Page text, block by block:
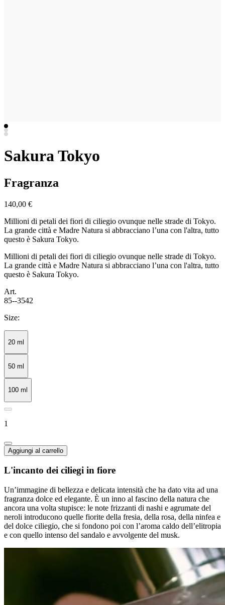
Sakura Tokyo
Fragranza
140,00 €
Millioni di petali dei fiori di ciliegio ovunque nelle strade di Tokyo.
La grande città e Madre Natura si abbracciano l’una con l'altra, tutto
questo è Sakura Tokyo.
Millioni di petali dei fiori di ciliegio ovunque nelle strade di Tokyo.
La grande città e Madre Natura si abbracciano l’una con l'altra, tutto
questo è Sakura Tokyo.
Art.
85--3542
Size:
20 ml
50 ml
100 ml
1
Aggiungi al carrello
L'incanto dei ciliegi in fiore
Un’immagine di bellezza e delicata intensità che ha dato vita ad una
fragranza dolce ed elegante. È un inno al fascino della natura che
ancora una volta stupisce: le note frizzanti di nashi e agrumate del
neroli introducono quelle fiorite della fresia, della rosa, della ninfea e
del dolce ciliegio, che si fondono poi con l’aroma caldo dell’elitropia
e con quello intenso del sandalo e avvolgente del musk.